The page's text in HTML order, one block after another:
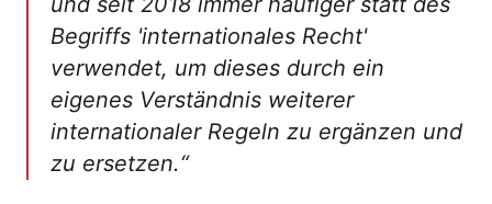
Begriffs 'internationales Recht'
verwendet, um dieses durch ein
eigenes Verständnis weiterer
internationaler Regeln zu ergänzen und
zu ersetzen.“